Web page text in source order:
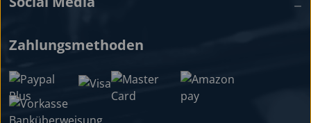
Zahlungsmethoden